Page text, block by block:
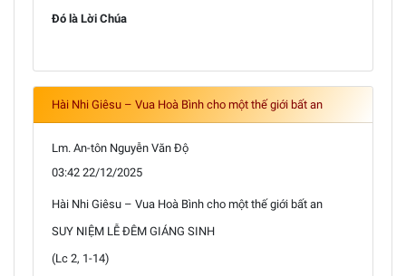
Đó là Lời Chúa
Hài Nhi Giêsu – Vua Hoà Bình cho một thế giới bất an
Lm. An-tôn Nguyễn Văn Độ
03:42 22/12/2025
Hài Nhi Giêsu – Vua Hoà Bình cho một thế giới bất an
SUY NIỆM LỄ ĐÊM GIÁNG SINH
(Lc 2, 1-14)